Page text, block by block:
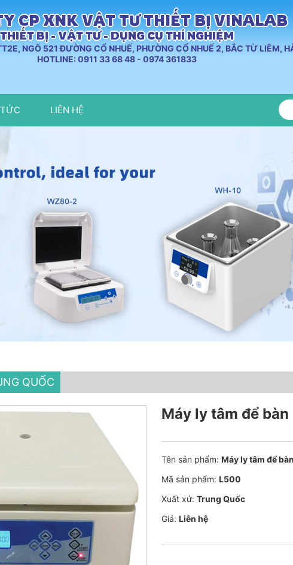
CP XNK VẬT TƯ THIẾT BỊ VINALAB
THIẾT BỊ - VẬT TƯ - DỤNG CỤ THÍ NGHIỆM
NGÕ 521 ĐƯỜNG CỔ NHUẾ, PHƯỜNG CỔ NHUẾ 2, BẮC TỪ LIÊM,
HOTLINE: 0911 33 68 48 - 0974 361833
LIÊN HỆ
QUỐC
Máy ly tâm để
Tên sản phẩm: Máy ly tâm để
Mã sản phẩm: L500
Xuất xứ: Trung Quốc
Giá: Liên hệ